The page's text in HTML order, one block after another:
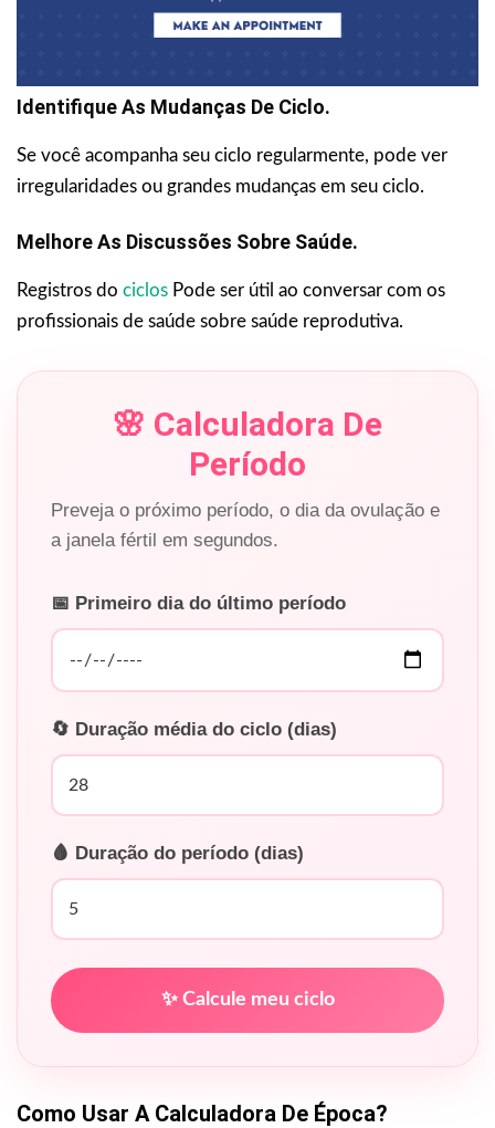
Identifique As Mudanças De Ciclo.
Se você acompanha seu ciclo regularmente, pode ver
irregularidades ou grandes mudanças em seu ciclo.
Melhore As Discussões Sobre Saúde.
Registros do ciclos Pode ser útil ao conversar com os
profissionais de saúde sobre saúde reprodutiva.
🌸 Calculadora De
Período
Preveja o próximo período, o dia da ovulação e
a janela fértil em segundos.
📅 Primeiro dia do último período
🔄 Duração média do ciclo (dias)
🩸 Duração do período (dias)
✨ Calcule meu ciclo
Como Usar A Calculadora De Época?